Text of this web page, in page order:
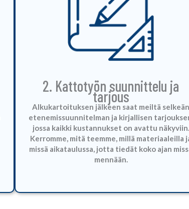
2. Kattotyön suunnittelu ja
tarjous
Alkukartoituksen jälkeen saat meiltä selkeän
etenemissuunnitelman ja kirjallisen
jossa kaikki kustannukset on avattu näkyviin.
Kerromme, mitä teemme, millä materiaaleilla
missä aikataulussa, jotta tiedät koko ajan
mennään.